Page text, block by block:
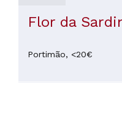
Flor da
Portimão, <20€